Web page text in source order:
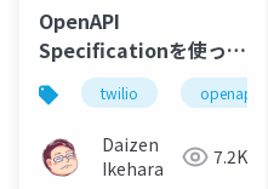
OpenAPI
Specificationを使った
Twilio APIテスト用モ
ッキングサーバーの構
築
twilio openapi
Daizen
Ikehara
7.2K